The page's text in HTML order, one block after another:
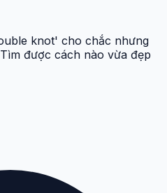
knot' cho chắc nhưng
được cách nào vừa đẹp